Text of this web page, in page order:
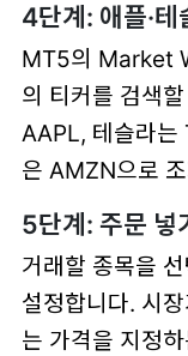
4단계: 애플·테
MT5의 Market
의 티커를 검색
AAPL, 테슬라는
은 AMZN으로
5단계: 주문 넣
거래할 종목을
설정합니다. 시
는 가격을 지정